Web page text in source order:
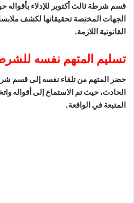
قسم شرطة ثالث أكتوبر للإدلاء بأقواله
الجهات المختصة تحقيقاتها لكشف
القانونية اللازمة.
تسليم المتهم نفسه
حضر المتهم من تلقاء نفسه إلى قسم
الحادث، حيث تم الاستماع إلى أقواله
المتبعة في الواقعة.